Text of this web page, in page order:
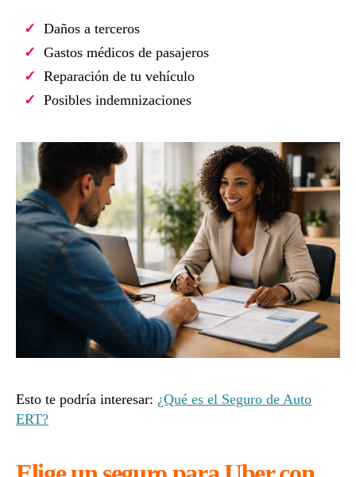
Daños a terceros
Gastos médicos de pasajeros
Reparación de tu vehículo
Posibles indemnizaciones
Esto te podría interesar: ¿Qué es el Seguro de Auto
ERT?